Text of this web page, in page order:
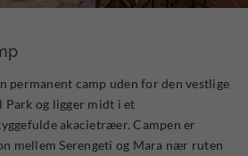
permanent camp uden for den vestlige
Park og ligger midt i et
akacietræer. Campen er
mellem Serengeti og Mara nær ruten